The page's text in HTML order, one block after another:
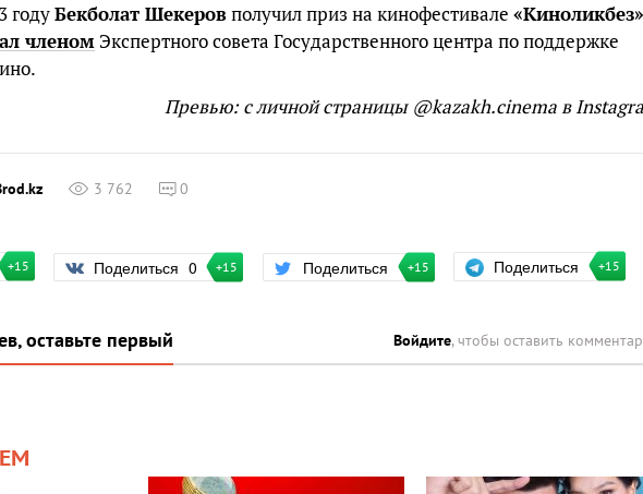
годуБекболат Шекеровполучил приз на кинофестивале «Киноликбез»
членом Экспертного совета Государственного центра по поддержке
Превью: с личной страницы @kazakh.cinema в
3 762 0
+15 Поделиться 0 +15 Поделиться +15 Поделиться +15
оставьте первый Войдите, чтобы оставить